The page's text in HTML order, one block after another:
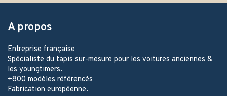
A propos
Entreprise française
Spécialiste du tapis sur-mesure pour les voitures anciennes &
les youngtimers.
+800 modèles référencés
Fabrication européenne.